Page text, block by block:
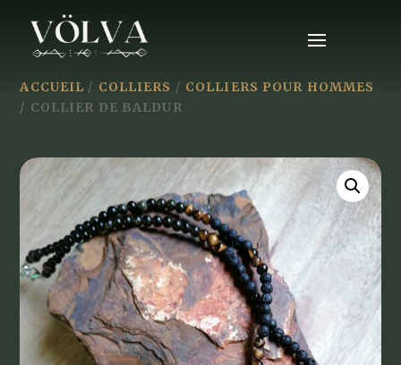
ACCUEIL / COLLIERS / COLLIERS POUR HOMMES
/ COLLIER DE BALDUR